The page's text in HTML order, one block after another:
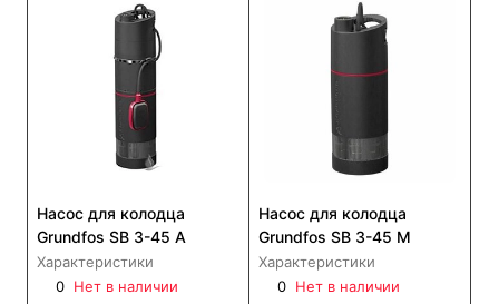
Насос для колодца
Grundfos SB 3-45 A
Характеристики
0 Нет в наличии
Насос для колодца
Grundfos SB 3-45 M
Характеристики
0 Нет в наличии